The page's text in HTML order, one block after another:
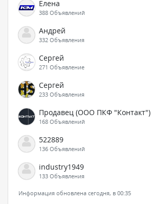
Елена
388 Объявлений
Андрей
332 Объявления
Сергей
271 Объявление
Сергей
233 Объявления
Продавец (ООО ПКФ "Контакт")
168 Объявлений
522889
136 Объявлений
industry1949
133 Объявления
Информация обновлена сегодня, в 00:35